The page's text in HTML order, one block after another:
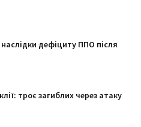
дефіциту ППО після
троє загиблих через атаку